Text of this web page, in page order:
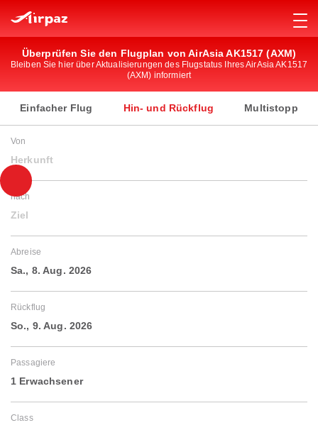
Überprüfen Sie den Flugplan von AirAsia AK1517 (AXM)
Bleiben Sie hier über Aktualisierungen des Flugstatus Ihres AirAsia AK1517
(AXM) informiert
Einfacher Flug Hin- und Rückflug Multistopp
Von
Herkunft
nach
Ziel
Abreise
Sa., 8. Aug. 2026
Rückflug
So., 9. Aug. 2026
Passagiere
1 Erwachsener
Class